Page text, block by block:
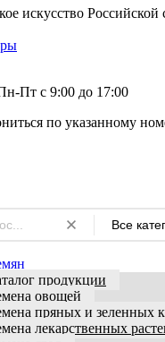
искусство Российской
Пт с 9:00 до 17:00
по указанному
Все
продукции
овощей
пряных и зеленных
лекарственных